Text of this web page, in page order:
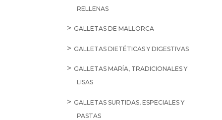
RELLENAS
GALLETAS DE MALLORCA
GALLETAS DIETÉTICAS Y DIGESTIVAS
GALLETAS MARÍA, TRADICIONALES Y
LISAS
GALLETAS SURTIDAS, ESPECIALES Y
PASTAS